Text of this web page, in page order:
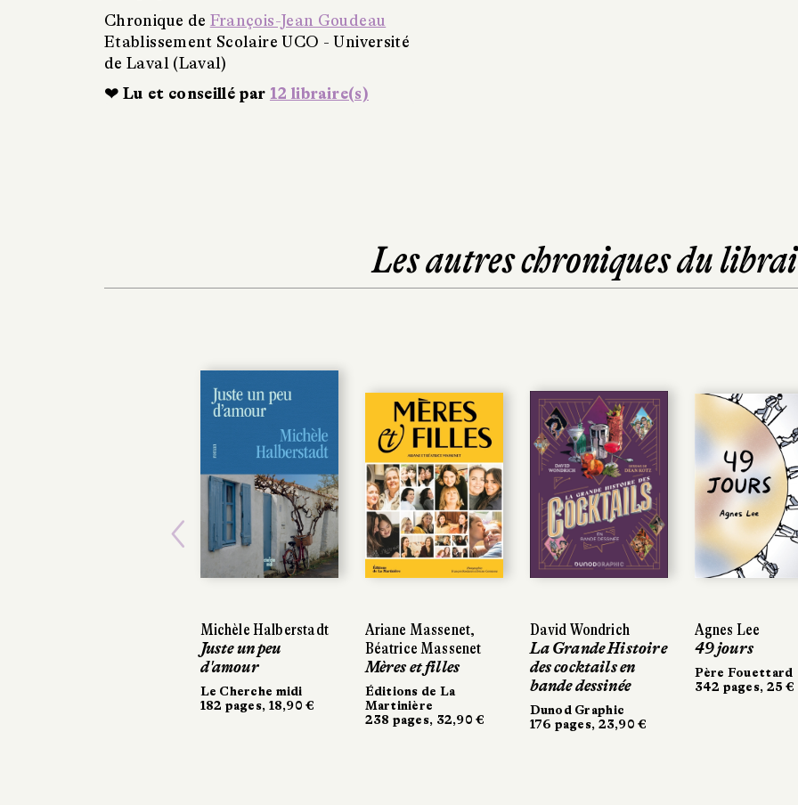
Chronique de François-Jean Goudeau
Etablissement Scolaire UCO - Université
de Laval (Laval)
❤ Lu et conseillé par 12 libraire(s)
Les autres chroniques du
Michèle Halberstadt
Juste un peu
d'amour
Le Cherche midi
182 pages, 18,90 €
Ariane Massenet,
Béatrice Massenet
Mères et filles
Éditions de La
Martinière
238 pages, 32,90 €
David Wondrich
La Grande Histoire
des cocktails en
bande dessinée
Dunod Graphic
176 pages, 23,90 €
Agnes Lee
49 jours
Père Fouettard
342 pages, 25 €
Ariane Massenet,
Béatrice Massenet
Mères et filles
Éditions de La
Martinière
238 pages, 32,90 €
David Wondrich
La Grande Histoire
des cocktails en
bande dessinée
Dunod Graphic
176 pages, 23,90 €
Agnes Lee
49 jours
Père Fouettard
342 pages, 25 €
Previous